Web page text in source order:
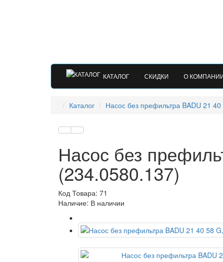
КАТАЛОГ СКИДКИ О
Каталог Насос без префильтра BADU 21
Насос без
(234.0580.137)
Код Товара: 71
Наличие: В наличии